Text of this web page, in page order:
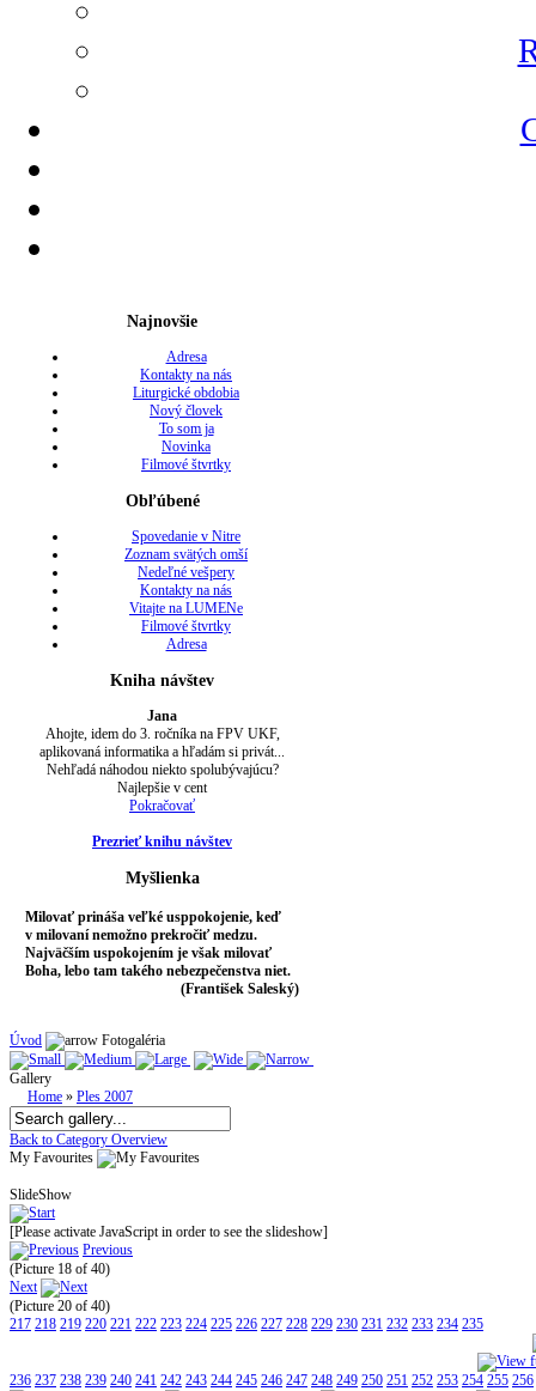
Najnovšie
Adresa
Kontakty na nás
Liturgické obdobia
Nový človek
To som ja
Novinka
Filmové štvrtky
Obľúbené
Spovedanie v Nitre
Zoznam svätých omší
Nedeľné vešpery
Kontakty na nás
Vitajte na LUMENe
Filmové štvrtky
Adresa
Kniha návštev
Jana
Ahojte, idem do 3. ročníka na FPV UKF,
aplikovaná informatika a hľadám si privát...
Nehľadá náhodou niekto spolubývajúcu?
Najlepšie v cent
Pokračovať
Prezrieť knihu návštev
Myšlienka
Milovať prináša veľké usppokojenie, keď
v milovaní nemožno prekročiť medzu.
Najväčším uspokojením je však milovať
Boha, lebo tam takého nebezpečenstva niet.
(František Saleský)
Úvod Fotogaléria
Gallery
Home » Ples 2007
Back to Category Overview
My Favourites
SlideShow
[Please activate JavaScript in order to see the slideshow]
Previous
(Picture 18 of 40)
Next
(Picture 20 of 40)
217 218 219 220 221 222 223 224 225 226 227 228 229 230 231 232 233 234 235
236 237 238 239 240 241 242 243 244 245 246 247 248 249 250 251 252 253 254 255 256